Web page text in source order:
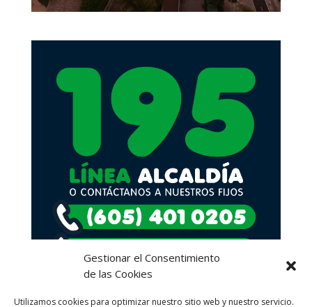
Gestionar el Consentimiento
de las Cookies
Utilizamos cookies para optimizar nuestro sitio web y nuestro servicio.